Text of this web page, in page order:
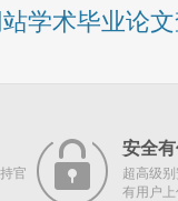
学术毕业论
官
安全
超高级
有用户